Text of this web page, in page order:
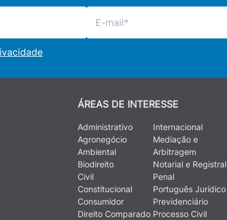
ÁREAS DE INTERESSE
Administrativo
Agronegócio
Ambiental
Biodireito
Civil
Constitucional
Consumidor
Direito Comparado
Internacional
Mediação e
Arbitragem
Notarial e Registral
Penal
Português Jurídico
Previdenciário
Processo Civil